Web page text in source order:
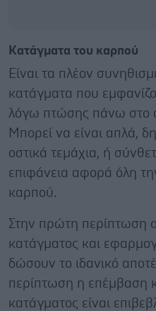
Κατάγματα του καρπού
Είναι τα πλέον
κατάγματα που
λόγω πτώσης πάνω στο
Μπορεί να είναι απλά,
οστικά τεμάχια, ή
επιφάνεια αφορά όλη
καρπού.
Στην πρώτη περίπτωση
κατάγματος και
δώσουν το ιδανικό
περίπτωση η επέμβαση
κατάγματος είναι